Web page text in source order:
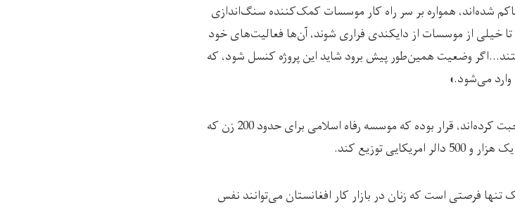
شده‌اند، همواره بر سر راه کار موسسات کمک‌کننده سنگ‌اندازی
از موسسات از دایکندی فراری شوند، آن‌ها فعالیت‌های خود
وضعیت همین‌طور پیش برود شاید این پروژه کنسل شود، که
می‌شود.»
برپایه‌ی معلومات منابعی که با رسانه‌ی رخشانه صحبت کرده‌اند، قرار بوده که موسسه رفاه اسلامی برای حدود 200 زن که
توزیع کند.
فرصتی است که زنان در بازار کار افغانستان می‌توانند نفس